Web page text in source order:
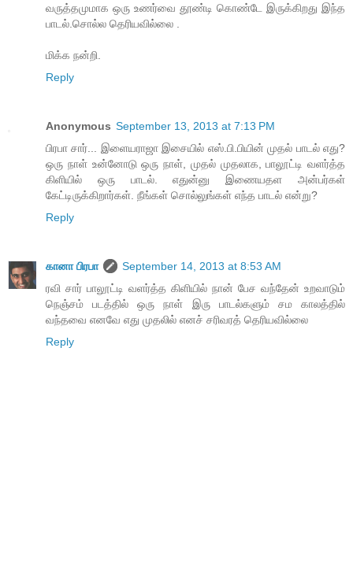
வருத்தமுமாக ஒரு உணர்வை தூண்டி கொண்டே இருக்கிறது இந்த
பாடல்.சொல்ல தெரியவில்லை .
மிக்க நன்றி.
Reply
Anonymous September 13, 2013 at 7:13 PM
பிரபா சார்... இளையராஜா இசையில் எஸ்.பி.பியின் முதல் பாடல் எது?
ஒரு நாள் உன்னோடு ஒரு நாள், முதல் முதலாக, பாலூட்டி வளர்த்த
கிளியில் ஒரு பாடல். எதுன்னு இணையதள அன்பர்கள்
கேட்டிருக்கிறார்கள். நீங்கள் சொல்லுங்கள் எந்த பாடல் என்று?
Reply
கானா பிரபா
September 14, 2013 at 8:53 AM
ரவி சார் பாலூட்டி வளர்த்த கிளியில் நான் பேச வந்தேன் உறவாடும்
நெஞ்சம் படத்தில் ஒரு நாள் இரு பாடல்களும் சம காலத்தில்
வந்தவை எனவே எது முதலில் எனச் சரிவரத் தெரியவில்லை
Reply